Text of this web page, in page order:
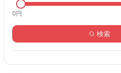
0円
検索